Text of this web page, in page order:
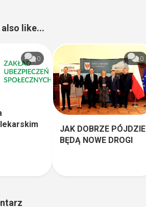
also like...
0 0
JAK DOBRZE PÓJDZIE
BĘDĄ NOWE DROGI